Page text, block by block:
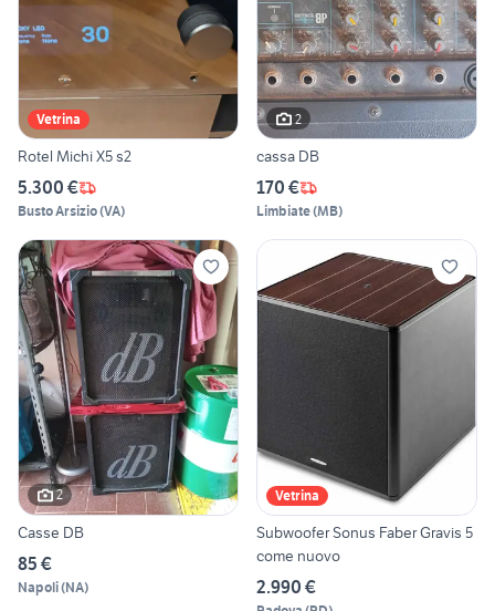
Vetrina
Rotel Michi X5 s2
5.300 €
Busto Arsizio(VA)
2
cassa DB
170 €
Limbiate(MB)
2
Casse DB
85 €
Napoli(NA)
Vetrina
Subwoofer Sonus Faber Gravis 5
come nuovo
2.990 €